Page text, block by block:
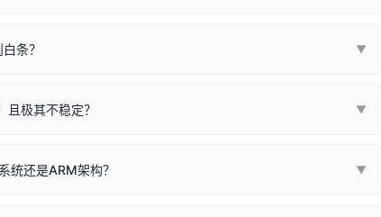
：
系列，官方驱动名称通常显示为
官方驱动名称通常显示为
稿朝下放置在玻璃面板上，按下带有复印标识
重装驱动无法解决，建议联系售后或商家。
取消勾选「脱机使用打印机」
条？ ▼
鼓寿命终结；喷墨打印机可能墨盒干涸、喷头堵塞。
极其不稳定？ ▼
线网络打印？（此连接模式最稳定）
统还是ARM架构？ ▼